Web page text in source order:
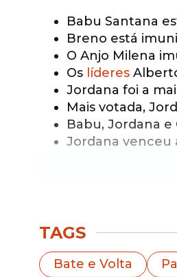
Babu Santana
Breno está
O Anjo Milena
Os líderes
Jordana foi a
Mais votada,
Babu, Jordana e
Jordana venceu
TAGS
Bate e Volta